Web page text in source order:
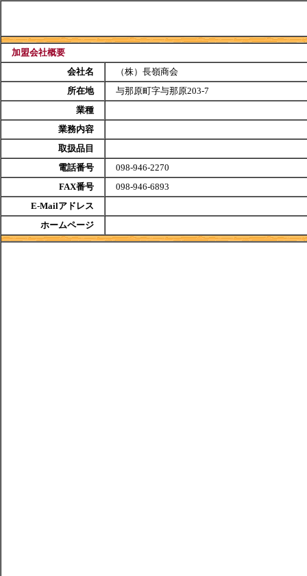
加盟会社概要
会社名
（株）長嶺商会
所在地
与那原町字与那原203-7
業種
業務内容
取扱品目
電話番号
098-946-2270
FAX番号
098-946-6893
E-Mailアドレス
ホームページ